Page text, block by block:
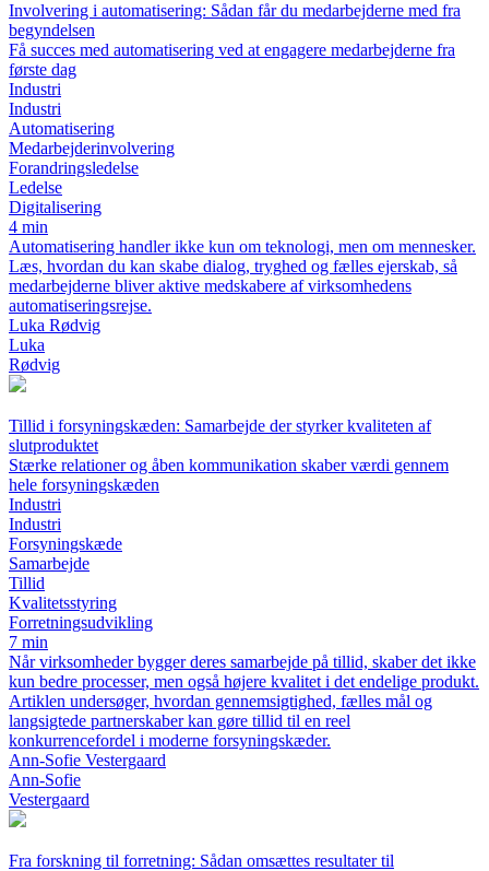
Involvering i automatisering: Sådan får du medarbejderne med fra
begyndelsen
Få succes med automatisering ved at engagere medarbejderne fra
første dag
Industri
Industri
Automatisering
Medarbejderinvolvering
Forandringsledelse
Ledelse
Digitalisering
4 min
Automatisering handler ikke kun om teknologi, men om mennesker.
Læs, hvordan du kan skabe dialog, tryghed og fælles ejerskab, så
medarbejderne bliver aktive medskabere af virksomhedens
automatiseringsrejse.
Luka Rødvig
Luka
Rødvig
Tillid i forsyningskæden: Samarbejde der styrker kvaliteten af
slutproduktet
Stærke relationer og åben kommunikation skaber værdi gennem
hele forsyningskæden
Industri
Industri
Forsyningskæde
Samarbejde
Tillid
Kvalitetsstyring
Forretningsudvikling
7 min
Når virksomheder bygger deres samarbejde på tillid, skaber det ikke
kun bedre processer, men også højere kvalitet i det endelige produkt.
Artiklen undersøger, hvordan gennemsigtighed, fælles mål og
langsigtede partnerskaber kan gøre tillid til en reel
konkurrencefordel i moderne forsyningskæder.
Ann-Sofie Vestergaard
Ann-Sofie
Vestergaard
Fra forskning til forretning: Sådan omsættes resultater til